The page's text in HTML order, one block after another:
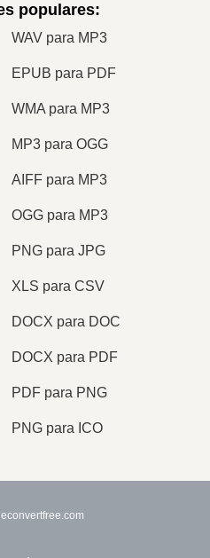
populares:
WAV para MP3
EPUB para PDF
WMA para MP3
MP3 para OGG
AIFF para MP3
OGG para MP3
PNG para JPG
XLS para CSV
DOCX para DOC
DOCX para PDF
PDF para PNG
PNG para ICO